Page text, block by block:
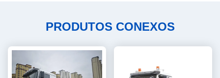
PRODUTOS CONEXOS